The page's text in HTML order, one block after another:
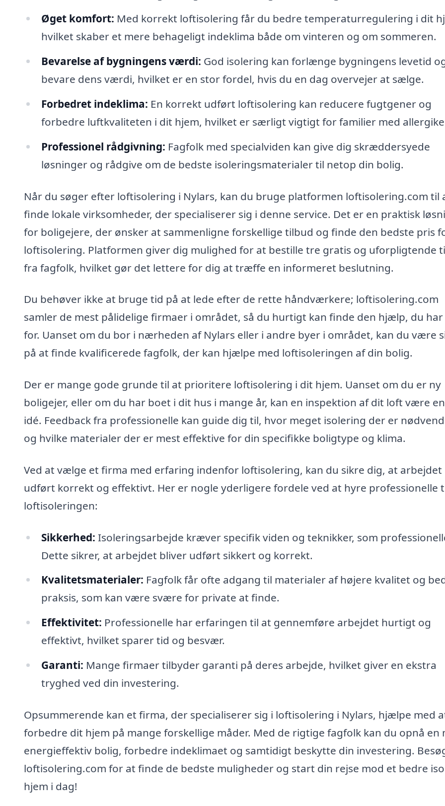
Øget komfort: Med korrekt loftisolering får du bedre temperaturregulering i dit
hvilket skaber et mere behageligt indeklima både om vinteren og om sommeren.
Bevarelse af bygningens værdi: God isolering kan forlænge bygningens levetid
bevare dens værdi, hvilket er en stor fordel, hvis du en dag overvejer at sælge.
Forbedret indeklima: En korrekt udført loftisolering kan reducere fugtgener og
forbedre luftkvaliteten i dit hjem, hvilket er særligt vigtigt for familier med
Professionel rådgivning: Fagfolk med specialviden kan give dig skræddersyede
løsninger og rådgive om de bedste isoleringsmaterialer til netop din bolig.
Når du søger efter loftisolering i Nylars, kan du bruge platformen loftisolering.com til
finde lokale virksomheder, der specialiserer sig i denne service. Det er en praktisk
for boligejere, der ønsker at sammenligne forskellige tilbud og finde den bedste pris
loftisolering. Platformen giver dig mulighed for at bestille tre gratis og uforpligtende
fra fagfolk, hvilket gør det lettere for dig at træffe en informeret beslutning.
Du behøver ikke at bruge tid på at lede efter de rette håndværkere; loftisolering.com
samler de mest pålidelige firmaer i området, så du hurtigt kan finde den hjælp, du
for. Uanset om du bor i nærheden af Nylars eller i andre byer i området, kan du være
på at finde kvalificerede fagfolk, der kan hjælpe med loftisoleringen af din bolig.
Der er mange gode grunde til at prioritere loftisolering i dit hjem. Uanset om du er ny
boligejer, eller om du har boet i dit hus i mange år, kan en inspektion af dit loft være
idé. Feedback fra professionelle kan guide dig til, hvor meget isolering der er
og hvilke materialer der er mest effektive for din specifikke boligtype og klima.
Ved at vælge et firma med erfaring indenfor loftisolering, kan du sikre dig, at arbejdet
udført korrekt og effektivt. Her er nogle yderligere fordele ved at hyre professionelle
loftisoleringen:
Sikkerhed: Isoleringsarbejde kræver specifik viden og teknikker, som
Dette sikrer, at arbejdet bliver udført sikkert og korrekt.
Kvalitetsmaterialer: Fagfolk får ofte adgang til materialer af højere kvalitet og
praksis, som kan være svære for private at finde.
Effektivitet: Professionelle har erfaringen til at gennemføre arbejdet hurtigt og
effektivt, hvilket sparer tid og besvær.
Garanti: Mange firmaer tilbyder garanti på deres arbejde, hvilket giver en ekstra
tryghed ved din investering.
Opsummerende kan et firma, der specialiserer sig i loftisolering i Nylars, hjælpe med
forbedre dit hjem på mange forskellige måder. Med de rigtige fagfolk kan du opnå en
energieffektiv bolig, forbedre indeklimaet og samtidigt beskytte din investering.
loftisolering.com for at finde de bedste muligheder og start din rejse mod et bedre
hjem i dag!